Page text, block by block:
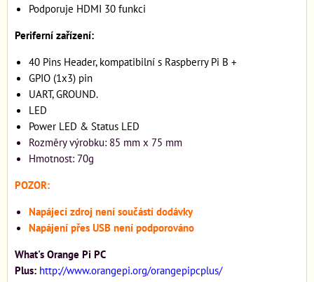
Podporuje HDMI 30 funkci
Periferní zařízení:
40 Pins Header, kompatibilní s Raspberry Pi B +
GPIO (1x3) pin
UART, GROUND.
LED
Power LED & Status LED
Rozměry výrobku: 85 mm x 75 mm
Hmotnost: 70g
POZOR:
Napájecí zdroj není součástí dodávky
Napájení přes USB není podporováno
What's Orange Pi PC
Plus: http://www.orangepi.org/orangepipcplus/